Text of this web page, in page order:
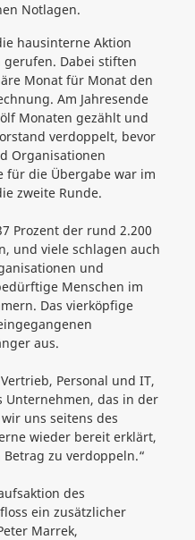
Notlagen.
hausinterne Aktion
gerufen. Dabei stiften
Monat für Monat den
Am Jahresende
Monaten gezählt und
verdoppelt, bevor
Organisationen
für die Übergabe war im
zweite Runde.
Prozent der rund 2.200
und viele schlagen auch
und
Menschen im
Das vierköpfige
aus.
Personal und IT,
Unternehmen, das in der
uns seitens des
wieder bereit erklärt,
zu verdoppeln.“
des
ein zusätzlicher
Marrek,